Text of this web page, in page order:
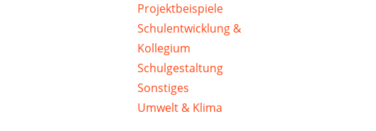
Projektbeispiele
Schulentwicklung &
Kollegium
Schulgestaltung
Sonstiges
Umwelt & Klima